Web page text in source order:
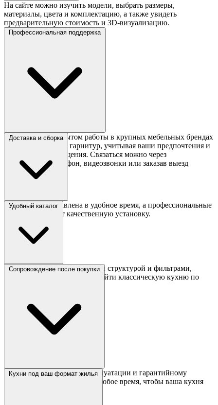
На сайте можно изучить модели, выбрать размеры,
материалы, цвета и комплектацию, а также увидеть
предварительную стоимость и 3D-визуализацию.
Профессиональная поддержка
Специалисты с опытом работы в крупных мебельных брендах
помогут подобрать гарнитур, учитывая ваши предпочтения и
особенности помещения. Связаться можно через
мессенджеры, телефон, видеозвонки или заказав выезд
мастера.
Доставка и сборка
Кухня будет доставлена в удобное время, а профессиональные
мастера обеспечат качественную установку.
Удобный каталог
Сайт отличается интуитивной структурой и фильтрами,
которые позволяют быстро найти классическую кухню по
Сопровождение после покупки
Консультации по уходу, эксплуатации и гарантийному
обслуживанию доступны в любое время, чтобы ваша кухня
Кухни под ваш формат жилья